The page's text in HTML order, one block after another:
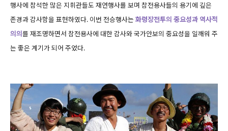
행사에 참석한 많은 지휘관들도 재연행사를 보며 참전용사들의 용기에 깊은
존경과 감사함을 표현하였다. 이번 전승행사는 화령장전투의 중요성과 역사적
의의를 재조명하면서 참전용사에 대한 감사와 국가안보의 중요성을 일깨워 주
는 좋은 계기가 되어 주었다.